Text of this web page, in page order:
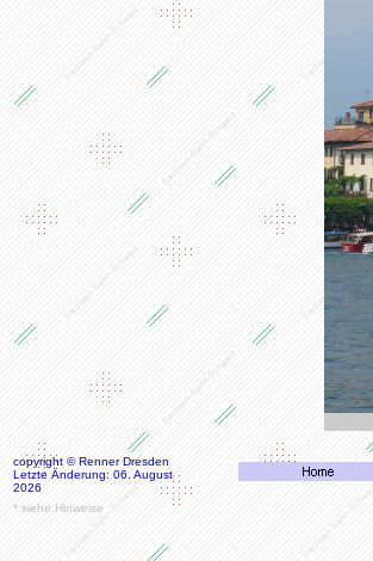
copyright © Renner Dresden
Letzte Änderung: 06. August
2026
* siehe Hinweise